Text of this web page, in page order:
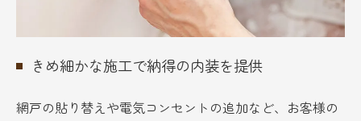
きめ細かな施工で納得の内装を提供
網戸の貼り替えや電気コンセントの追加など、お客様の